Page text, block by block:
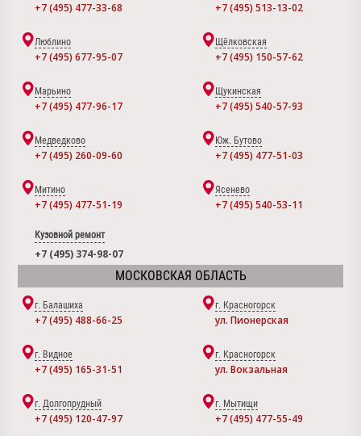
+7 (495) 477-33-68 +7 (495) 513-13-02
Люблино
+7 (495) 677-95-07
Щёлковская
+7 (495) 150-57-62
Марьино
+7 (495) 477-96-17
Щукинская
+7 (495) 540-57-93
Медведково
+7 (495) 260-09-60
Юж. Бутово
+7 (495) 477-51-03
Митино
+7 (495) 477-51-19
Ясенево
+7 (495) 540-53-11
Кузовной ремонт
+7 (495) 374-98-07
МОСКОВСКАЯ ОБЛАСТЬ
г. Балашиха
+7 (495) 488-66-25
г. Красногорск
ул. Пионерская
г. Видное
+7 (495) 165-31-51
г. Красногорск
ул. Вокзальная
г. Долгопрудный
+7 (495) 120-47-97
г. Мытищи
+7 (495) 477-55-49